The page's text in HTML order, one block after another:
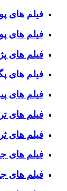
فیلم های
فیلم های
فیلم های
فیلم های
فیلم های
فیلم های
فیلم های
فیلم های
فیلم های